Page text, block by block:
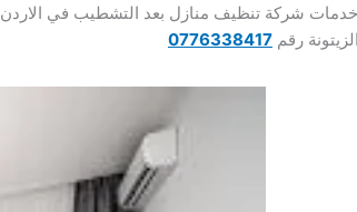
شركة تنظيف منازل بعد التشطيب في
رقم0776338417